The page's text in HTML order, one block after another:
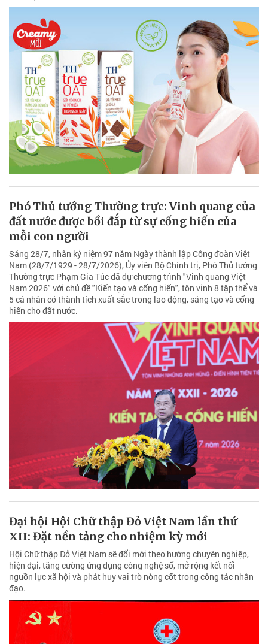
Phó Thủ tướng Thường trực: Vinh quang của
đất nước được bồi đắp từ sự cống hiến của
mỗi con người
Sáng 28/7, nhân kỷ niệm 97 năm Ngày thành lập Công đoàn Việt
Nam (28/7/1929 - 28/7/2026), Ủy viên Bộ Chính trị, Phó Thủ tướng
Thường trực Phạm Gia Túc đã dự chương trình "Vinh quang Việt
Nam 2026" với chủ đề "Kiến tạo và cống hiến", tôn vinh 8 tập thể và
5 cá nhân có thành tích xuất sắc trong lao động, sáng tạo và cống
hiến cho đất nước.
Đại hội Hội Chữ thập Đỏ Việt Nam lần thứ
XII: Đặt nền tảng cho nhiệm kỳ mới
Hội Chữ thập Đỏ Việt Nam sẽ đổi mới theo hướng chuyên nghiệp,
hiện đại, tăng cường ứng dụng công nghệ số, mở rộng kết nối
nguồn lực xã hội và phát huy vai trò nòng cốt trong công tác nhân
đạo.